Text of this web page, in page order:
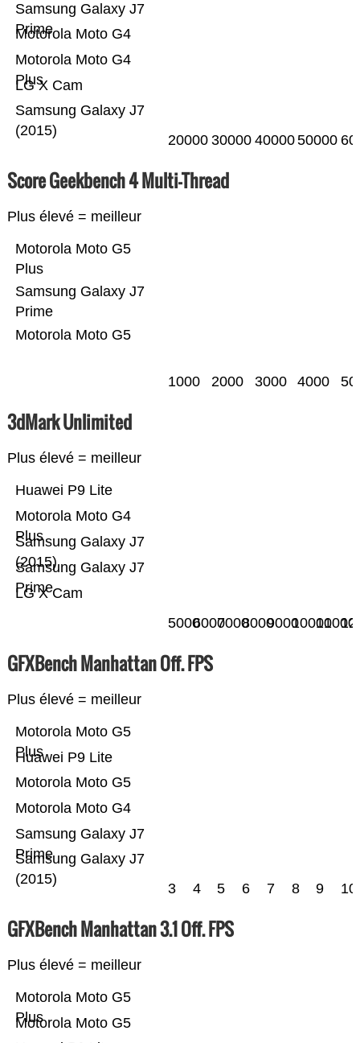
Samsung Galaxy J7
(2015)
LG X Cam
Motorola Moto G4
Plus
Motorola Moto G4
Samsung Galaxy J7
Prime
20000 30000 4000050000
Score Geekbench 4 Multi-Thread
Plus élevé = meilleur
Motorola Moto G5
Samsung Galaxy J7
Prime
Motorola Moto G5
Plus
1000 2000 3000 4000
3dMark Unlimited
Plus élevé = meilleur
LG X Cam
Samsung Galaxy J7
Prime
Samsung Galaxy J7
(2015)
Motorola Moto G4
Plus
Huawei P9 Lite
500060007000800090001000011000
GFXBench Manhattan Off. FPS
Plus élevé = meilleur
Samsung Galaxy J7
(2015)
Samsung Galaxy J7
Prime
Motorola Moto G4
Motorola Moto G5
Huawei P9 Lite
Motorola Moto G5
Plus
3 4 5 6 7 8 9 10
GFXBench Manhattan 3.1 Off. FPS
Plus élevé = meilleur
Motorola Moto G5
Motorola Moto G5
Plus